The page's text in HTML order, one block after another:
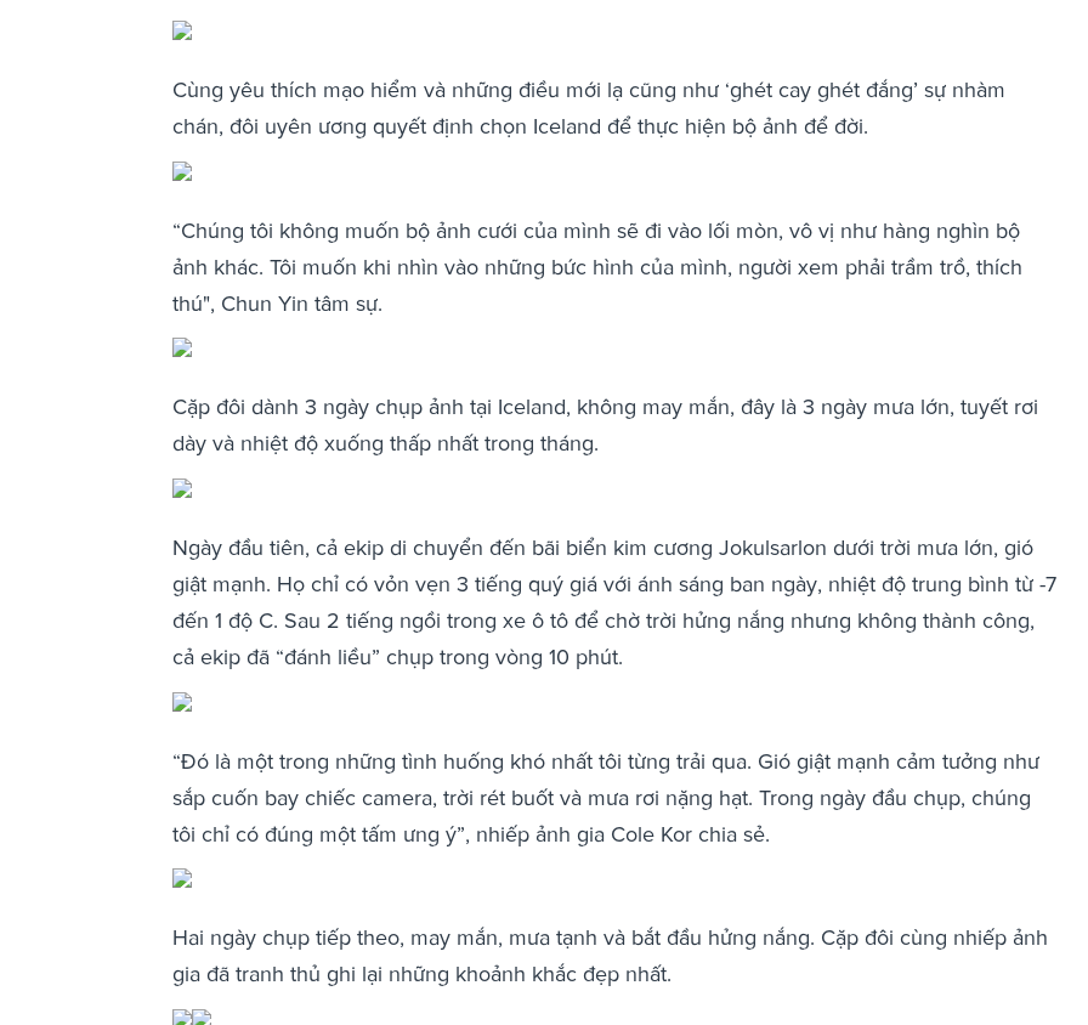
Cùng yêu thích mạo hiểm và những điều mới lạ cũng như ‘ghét cay ghét đắng’ sự nhàm
chán, đôi uyên ương quyết định chọn Iceland để thực hiện bộ ảnh để đời.
“Chúng tôi không muốn bộ ảnh cưới của mình sẽ đi vào lối mòn, vô vị như hàng nghìn bộ
ảnh khác. Tôi muốn khi nhìn vào những bức hình của mình, người xem phải trầm trồ, thích
thú", Chun Yin tâm sự.
Cặp đôi dành 3 ngày chụp ảnh tại Iceland, không may mắn, đây là 3 ngày mưa lớn, tuyết rơi
dày và nhiệt độ xuống thấp nhất trong tháng.
Ngày đầu tiên, cả ekip di chuyển đến bãi biển kim cương Jokulsarlon dưới trời mưa lớn, gió
giật mạnh. Họ chỉ có vỏn vẹn 3 tiếng quý giá với ánh sáng ban ngày, nhiệt độ trung bình từ -7
đến 1 độ C. Sau 2 tiếng ngồi trong xe ô tô để chờ trời hửng nắng nhưng không thành công,
cả ekip đã “đánh liều” chụp trong vòng 10 phút.
“Đó là một trong những tình huống khó nhất tôi từng trải qua. Gió giật mạnh cảm tưởng như
sắp cuốn bay chiếc camera, trời rét buốt và mưa rơi nặng hạt. Trong ngày đầu chụp, chúng
tôi chỉ có đúng một tấm ưng ý”, nhiếp ảnh gia Cole Kor chia sẻ.
Hai ngày chụp tiếp theo, may mắn, mưa tạnh và bắt đầu hửng nắng. Cặp đôi cùng nhiếp ảnh
gia đã tranh thủ ghi lại những khoảnh khắc đẹp nhất.